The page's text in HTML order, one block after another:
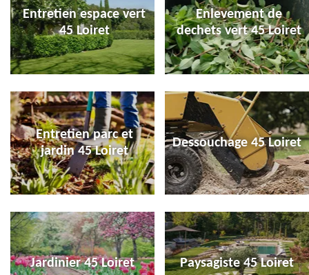
Entretien espace vert
45 Loiret
Enlevement de
dechets vert 45 Loiret
Entretien parc et
jardin 45 Loiret
Dessouchage 45 Loiret
Jardinier 45 Loiret Paysagiste 45 Loiret